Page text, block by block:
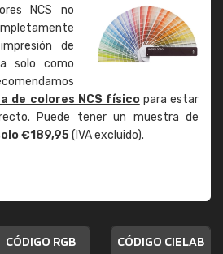
NCS no
de
solo como
de colores NCS físicopara estar
Puede tener un muestra de
€189,95(IVA excluido).
CÓDIGO RGB CÓDIGO CIELAB